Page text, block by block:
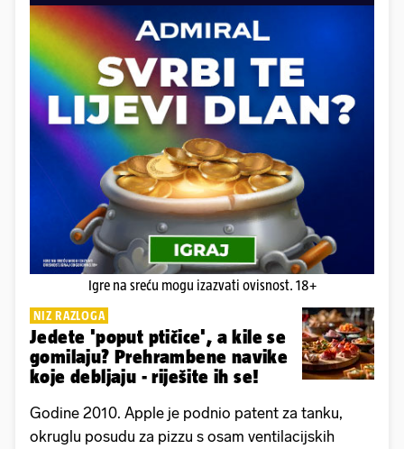
Igre na sreću mogu izazvati ovisnost. 18+
NIZ RAZLOGA
Jedete 'poput ptičice', a kile se
gomilaju? Prehrambene navike
koje debljaju - riješite ih se!
Godine 2010. Apple je podnio patent za tanku,
okruglu posudu za pizzu s osam ventilacijskih